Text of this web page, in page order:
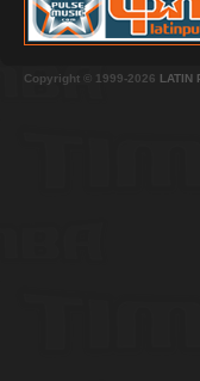
Copyright © 1999-2026 LATIN